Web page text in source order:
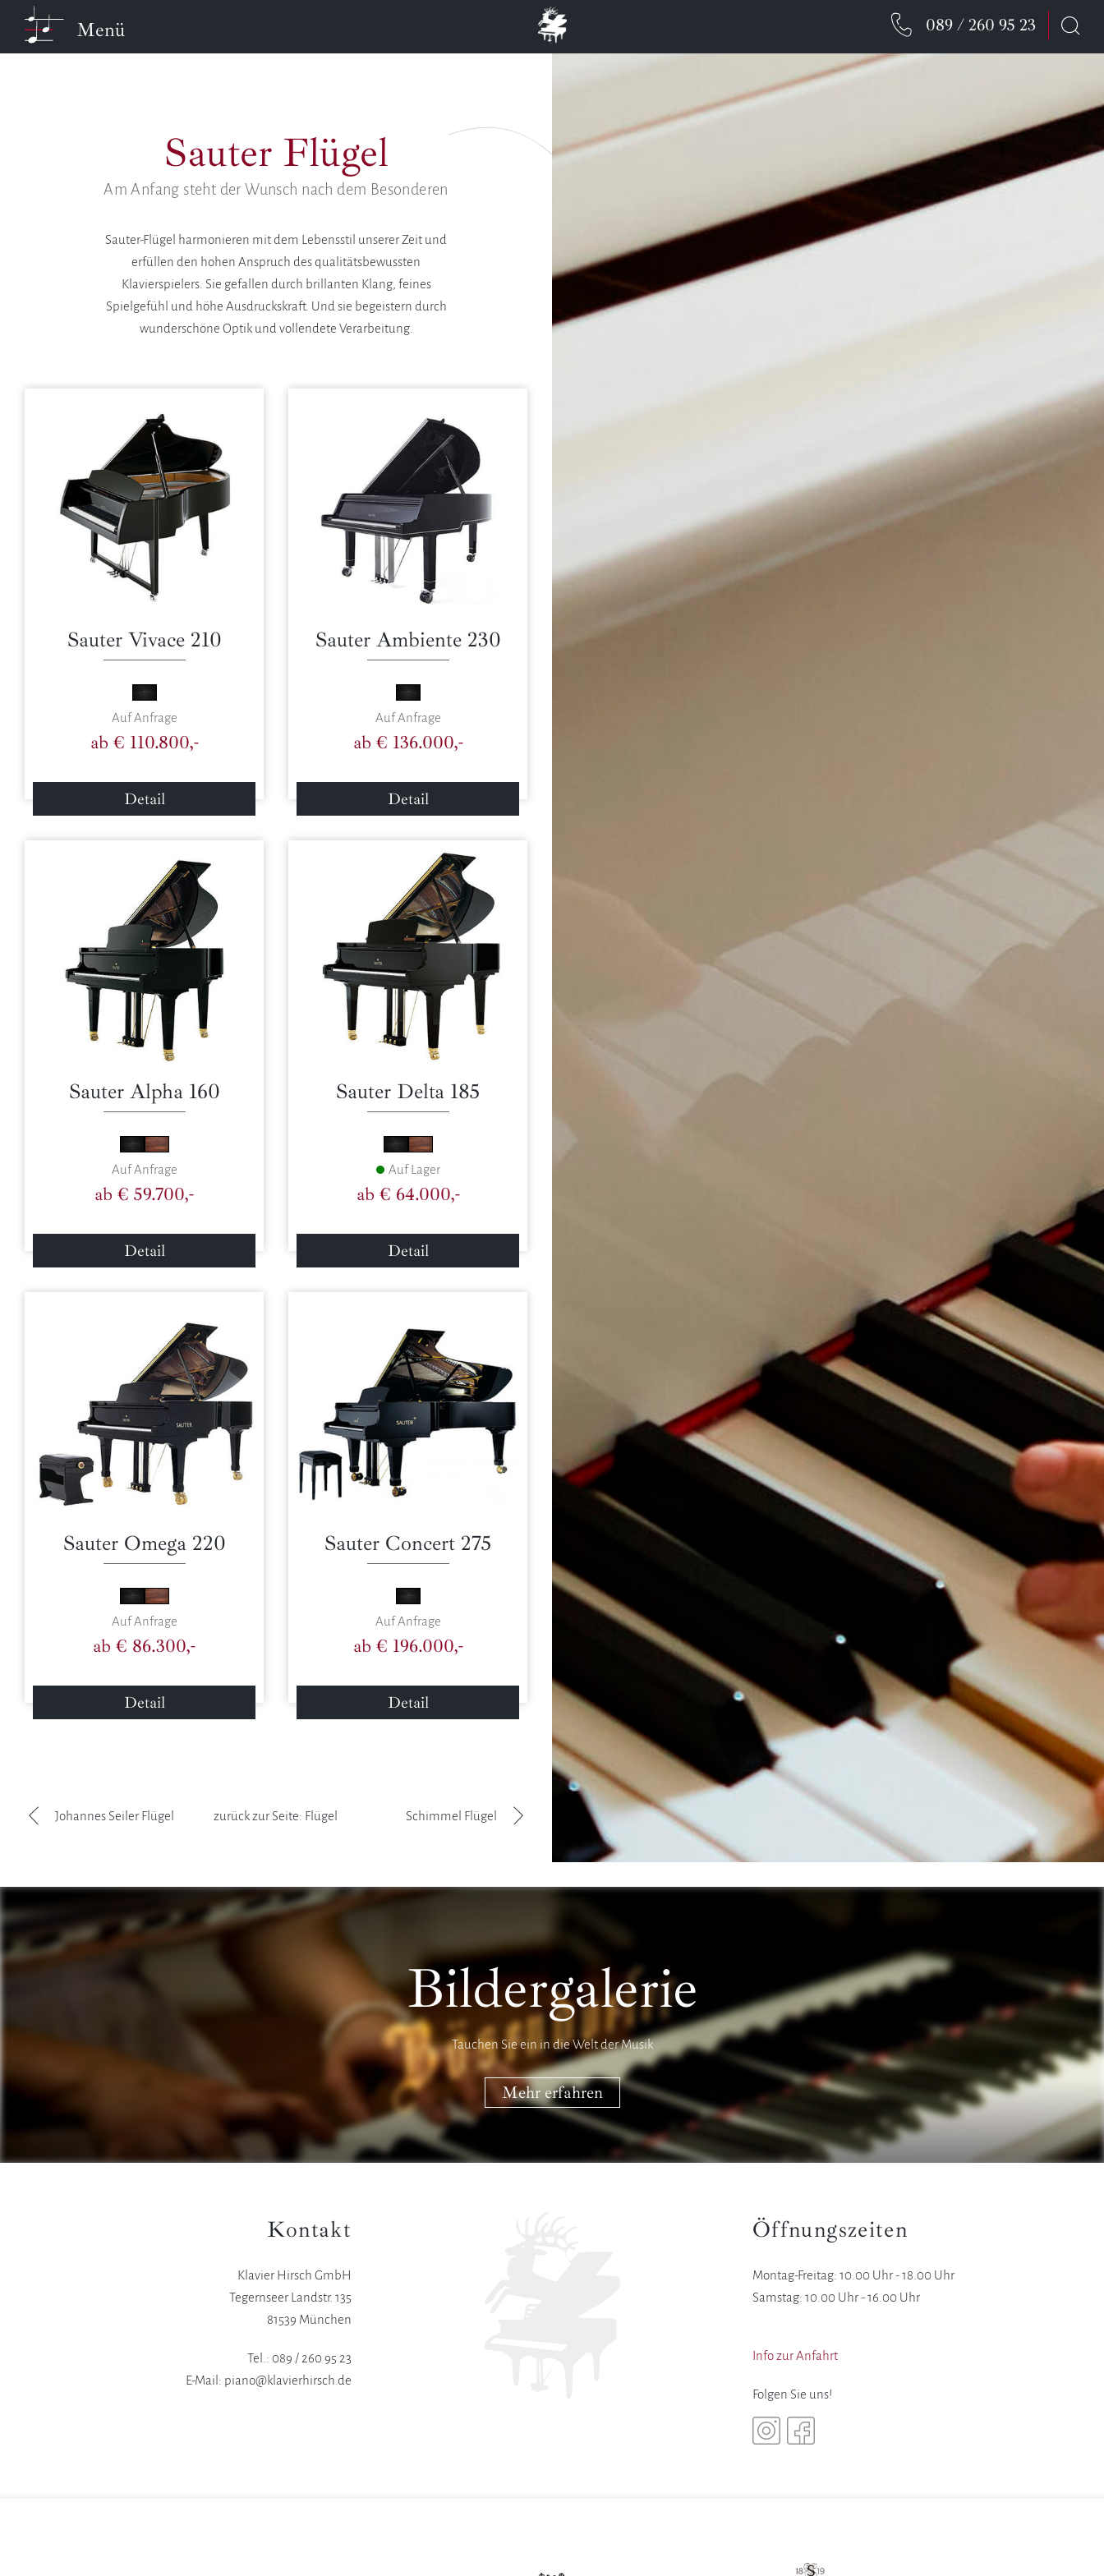
Menü 089 / 260 95 23
Sauter Flügel
Am Anfang steht der Wunsch nach dem Besonderen
Sauter-Flügel harmonieren mit dem Lebensstil unserer Zeit und
erfüllen den hohen Anspruch des qualitätsbewussten
Klavierspielers. Sie gefallen durch brillanten Klang, feines
Spielgefühl und höhe Ausdruckskraft. Und sie begeistern durch
wunderschöne Optik und vollendete Verarbeitung.
Sauter Vivace 210
Auf Anfrage
ab € 110.800,-
Detail
Sauter Ambiente 230
Auf Anfrage
ab € 136.000,-
Detail
Sauter Alpha 160
Auf Anfrage
ab € 59.700,-
Detail
Sauter Delta 185
Auf Lager
ab € 64.000,-
Detail
Sauter Omega 220
Auf Anfrage
ab € 86.300,-
Detail
Sauter Concert 275
Auf Anfrage
ab € 196.000,-
Detail
Johannes Seiler Flügel zurück zur Seite: Flügel Schimmel Flügel
Bildergalerie
Tauchen Sie ein in die Welt der Musik
Mehr erfahren
Kontakt
Klavier Hirsch GmbH
Tegernseer Landstr. 135
81539 München
Tel.: 089 / 260 95 23
E-Mail: piano@klavierhirsch.de
Öffnungszeiten
Montag-Freitag: 10.00 Uhr - 18.00 Uhr
Samstag: 10.00 Uhr - 16.00 Uhr
Info zur Anfahrt
Folgen Sie uns!